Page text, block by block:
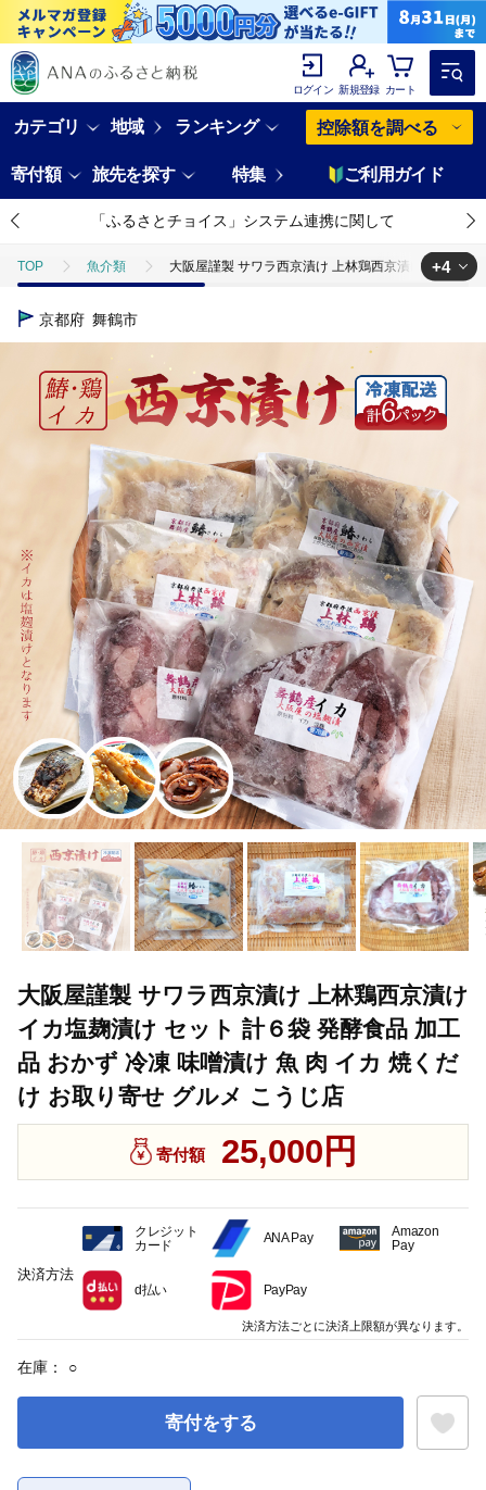
ログイン 新規登録 カート
カテゴリ 地域 ランキング 控除額を調べる
寄付額 旅先を探す 特集 ご利用ガイド
「ふるさとチョイス」システム連携に関して
TOP 魚介類 大阪屋謹製 サワラ西京漬け 上林鶏西京漬け イカ塩
TOP
大阪屋謹製 サワラ西京漬け 上林鶏西京漬け イカ
加工食品 惣菜・レトルト 大阪屋謹製 サワラ西京漬け
TOP 加工食品 惣菜・レトルト ほかの惣菜 大阪屋謹
+4
京都府 舞鶴市
大阪屋謹製 サワラ西京漬け 上林鶏西京漬け
イカ塩麹漬け セット 計６袋 発酵食品 加工
品 おかず 冷凍 味噌漬け 魚 肉 イカ 焼くだ
け お取り寄せ グルメ こうじ店
寄付額 25,000円
在庫： ○
寄付をする
決済方法
クレジット
カード
ANA Pay
Amazon
Pay
d払い PayPay
決済方法ごとに決済上限額が異なります。